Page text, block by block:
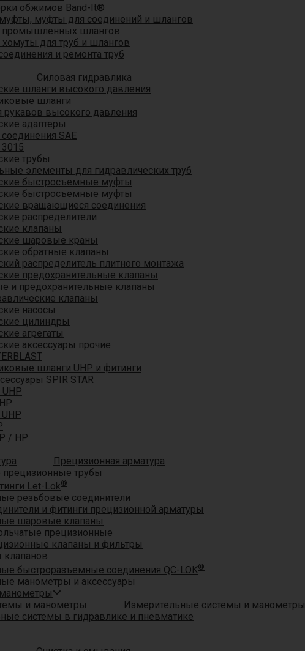
обжимов Band-It®
муфты для соединений и шлангов
промышленных шлангов
для труб и шлангов
и ремонта труб
Силовая гидравлика
шланги высокого давления
шланги
рукавов высокого давления
адаптеры
SAE
трубы
элементы для гидравлических труб
быстросъемные муфты
быстросъемные муфты
вращающиеся соединения
распределители
клапаны
шаровые краны
обратные клапаны
распределитель плитного монтажа
предохранительные клапаны
и предохранительные клапаны
клапаны
насосы
цилиндры
агрегаты
аксессуары прочие
шланги UHP и фитинги
SPIR STAR
/ HP
Прецизионная арматура
трубы
Let-Lok®
резьбовые соединители
и фитинги прецизионной арматуры
шаровые клапаны
прецизионные
клапаны и фильтры
клапанов
быстроразъемные соединения QC-LOK®
манометры и аксессуары
Измерительные системы и манометры
системы в гидравлике и пневматике